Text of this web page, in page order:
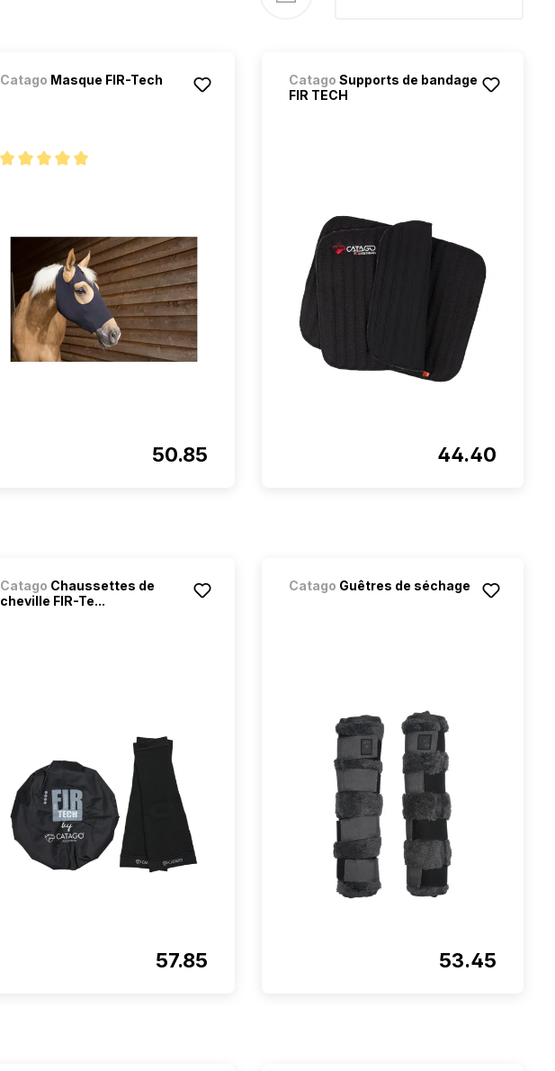
Catago Masque FIR-Tech
50.85
Catago Supports de bandage
FIR TECH
44.40
Catago Chaussettes de
cheville FIR-Te...
57.85
Catago Guêtres de séchage
53.45